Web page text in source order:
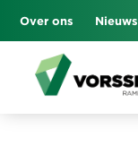
Over ons Nieuws